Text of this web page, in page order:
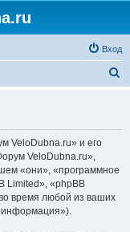
Вход
с
VeloDubna.ru» и его
VeloDubna.ru»,
«они», «программное
Limited», «phpBB
время любой из ваших
информация»).